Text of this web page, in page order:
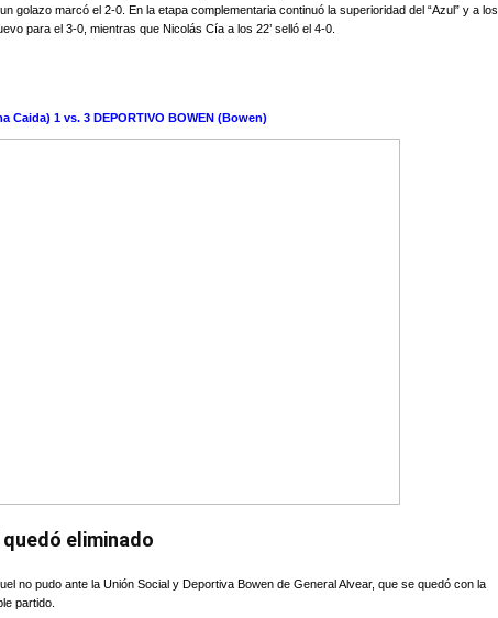
golazo marcó el 2-0. En la etapa complementaria continuó la superioridad del “Azul” y a los
para el 3-0, mientras que Nicolás Cía a los 22’ selló el 4-0.
Caida) 1 vs. 3 DEPORTIVO BOWEN (Bowen)
eliminado
no pudo ante la Unión Social y Deportiva Bowen de General Alvear, que se quedó con la
partido.